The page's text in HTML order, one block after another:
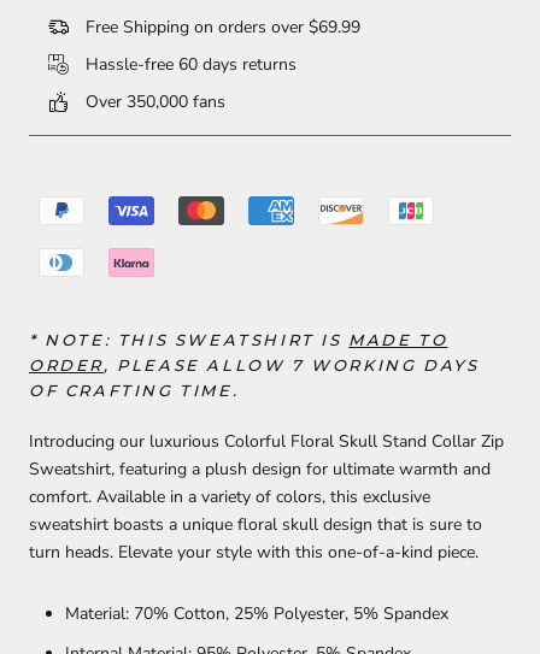
Free Shipping on orders over $69.99
Hassle-free 60 days returns
Over 350,000 fans
* NOTE: THIS SWEATSHIRT IS MADE TO
ORDER, PLEASE ALLOW 7 WORKING DAYS
OF CRAFTING TIME.
Introducing our luxurious Colorful Floral Skull Stand Collar Zip
Sweatshirt, featuring a plush design for ultimate warmth and
comfort. Available in a variety of colors, this exclusive
sweatshirt boasts a unique floral skull design that is sure to
turn heads. Elevate your style with this one-of-a-kind piece.
Material: 70% Cotton, 25% Polyester, 5% Spandex